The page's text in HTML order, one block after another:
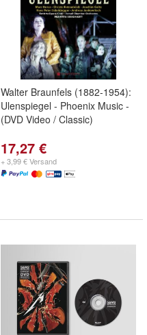
Walter Braunfels (1882-1954):
Ulenspiegel - Phoenix Music -
(DVD Video / Classic)
17,27 €
+ 3,99 € Versand